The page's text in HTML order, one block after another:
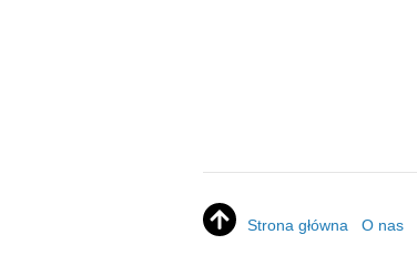
Strona główna O nas